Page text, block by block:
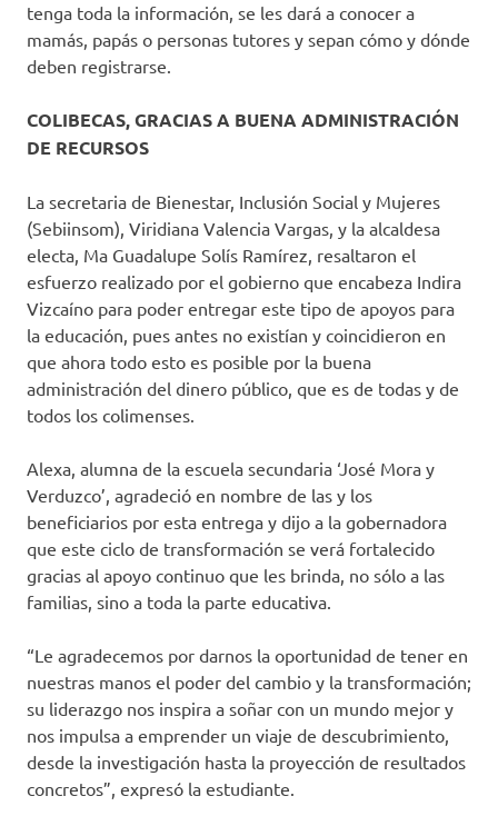
tenga toda la información, se les dará a conocer a
mamás, papás o personas tutores y sepan cómo y dónde
deben registrarse.
COLIBECAS, GRACIAS A BUENA ADMINISTRACIÓN
DE RECURSOS
La secretaria de Bienestar, Inclusión Social y Mujeres
(Sebiinsom), Viridiana Valencia Vargas, y la alcaldesa
electa, Ma Guadalupe Solís Ramírez, resaltaron el
esfuerzo realizado por el gobierno que encabeza Indira
Vizcaíno para poder entregar este tipo de apoyos para
la educación, pues antes no existían y coincidieron en
que ahora todo esto es posible por la buena
administración del dinero público, que es de todas y de
todos los colimenses.
Alexa, alumna de la escuela secundaria ‘José Mora y
Verduzco’, agradeció en nombre de las y los
beneficiarios por esta entrega y dijo a la gobernadora
que este ciclo de transformación se verá fortalecido
gracias al apoyo continuo que les brinda, no sólo a las
familias, sino a toda la parte educativa.
“Le agradecemos por darnos la oportunidad de tener en
nuestras manos el poder del cambio y la transformación;
su liderazgo nos inspira a soñar con un mundo mejor y
nos impulsa a emprender un viaje de descubrimiento,
desde la investigación hasta la proyección de resultados
concretos”, expresó la estudiante.